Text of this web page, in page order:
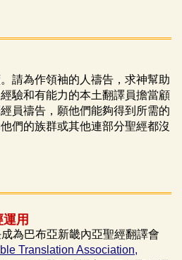
請為作領袖的人禱告，求神幫助
驗和有能力的本土翻譯員擔當顧
員禱告，願他們能夠得到所需的
們的族群或其他連部分聖經都沒
用
為巴布亞新畿內亞聖經翻譯會
Translation Association,